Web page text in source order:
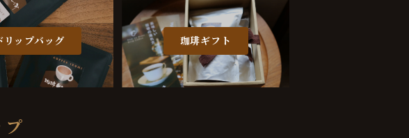
リップバッグ 珈琲ギフト
プ